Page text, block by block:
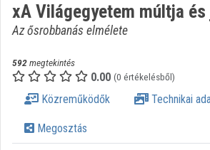
Közreműködők
xA Világegyetem múltja
Az ősrobbanás elmélete
592megtekintés
0.00 (0 értékelésből)
Közreműködők Technikai
Megosztás